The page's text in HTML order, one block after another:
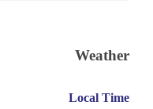
Weather
Local Time